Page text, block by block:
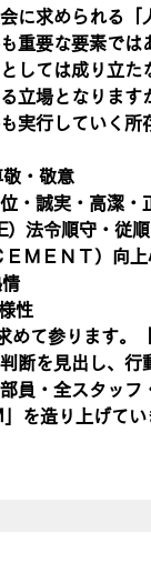
に求められる
重要な要素で
しては成り立た
立場となりま
実行していく所
・敬意
・誠実・高潔・
法令順守・従順
ＭＥＮＴ）向
性
めて参ります。
断を見出し、
員・全スタッ
を造り上げてい